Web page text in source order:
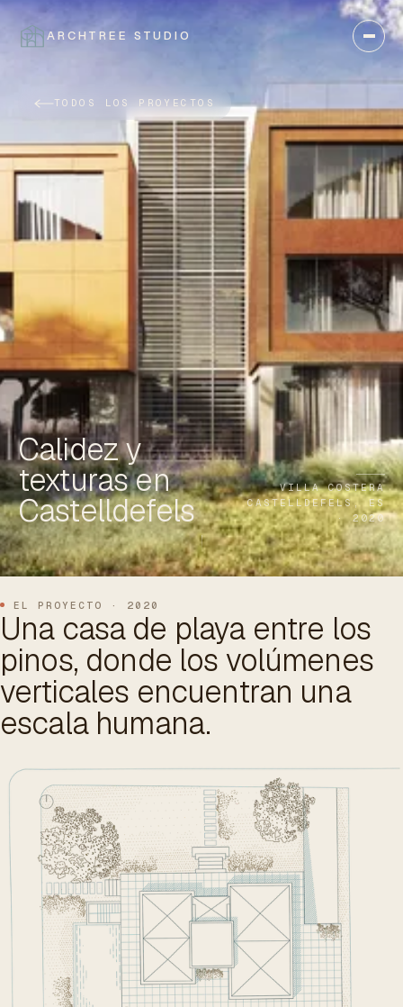
ARCHTREE STUDIO
CERRAR
ES/ RU
ARCHTREE
STUDIO
BARCELONA
Calidez y
texturas en
Castelldefels
VILLA COSTERA
CASTELLDEFELS, ES
· 2020
TODOS LOS PROYECTOS
EL PROYECTO · 2020
Una casa de playa entre los
pinos, donde los volúmenes
verticales encuentran una
escala humana.